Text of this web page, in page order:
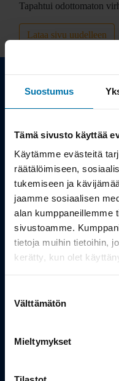
Suostumus
Tämä sivusto käyttää
Käytämme evästeitä
räätälöimiseen,
tukemiseen ja
jaamme sosiaalisen
alan kumppaneillemme
sivustoamme.
tietoja muihin tietoihin,
kerätty, kun olet
valinta
Välttämätön
Mieltymykset
Tapahtui odottomaton
Lataa sivu uudelleen
Takuu